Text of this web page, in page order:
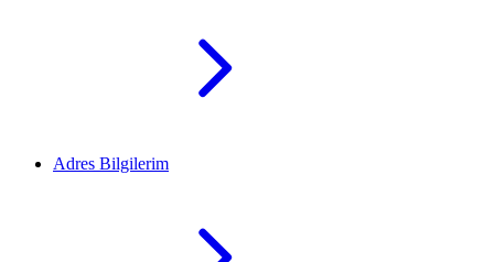
Adres Bilgilerim